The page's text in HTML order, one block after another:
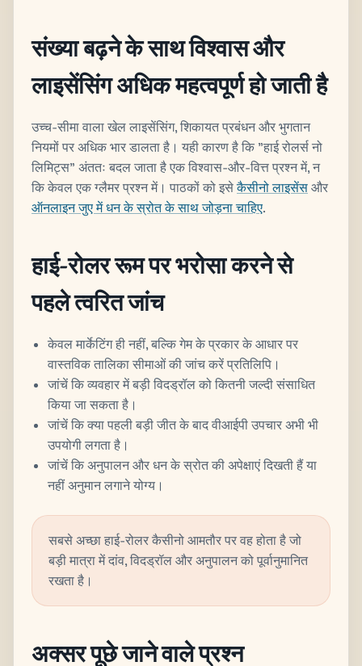
संख्या बढ़ने के साथ विश्वास और
लाइसेंसिंग अधिक महत्वपूर्ण हो जाती है
उच्च-सीमा वाला खेल लाइसेंसिंग, शिकायत प्रबंधन और भुगतान
नियमों पर अधिक भार डालता है। यही कारण है कि "हाई रोलर्स नो
लिमिट्स" अंततः बदल जाता है एक विश्वास-और-वित्त प्रश्न में, न
कि केवल एक ग्लैमर प्रश्न में। पाठकों को इसेकैसीनो लाइसेंसऔर
ऑनलाइन जुए में धन के स्रोत के साथ जोड़ना चाहिए.
हाई-रोलर रूम पर भरोसा करने से
पहले त्वरित जांच
केवल मार्केटिंग ही नहीं, बल्कि गेम के प्रकार के आधार पर
वास्तविक तालिका सीमाओं की जांच करें प्रतिलिपि।
जांचें कि व्यवहार में बड़ी विदड्रॉल को कितनी जल्दी संसाधित
किया जा सकता है।
जांचें कि क्या पहली बड़ी जीत के बाद वीआईपी उपचार अभी भी
उपयोगी लगता है।
जांचें कि अनुपालन और धन के स्रोत की अपेक्षाएं दिखती हैं या
नहीं अनुमान लगाने योग्य।
सबसे अच्छा हाई-रोलर कैसीनो आमतौर पर वह होता है जो
बड़ी मात्रा में दांव, विदड्रॉल और अनुपालन को पूर्वानुमानित
रखता है।
अक्सर पूछे जाने वाले प्रश्न